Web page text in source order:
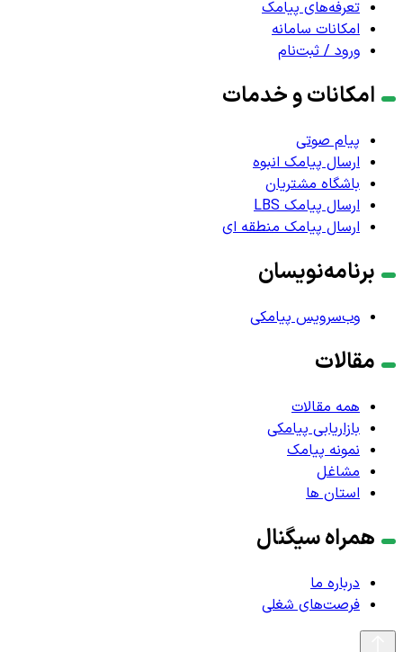
تعرفه‌های پیامک
امکانات سامانه
ورود / ثبت‌نام
امکانات و خدمات
پیام صوتی
ارسال پیامک انبوه
باشگاه مشتریان
ارسال پیامک LBS
ارسال پیامک منطقه ای
برنامه‌نویسان
وب‌سرویس پیامکی
مقالات
همه مقالات
بازاریابی پیامکی
نمونه پیامک
مشاغل
استان ها
همراه سیگنال
درباره ما
فرصت‌های شغلی